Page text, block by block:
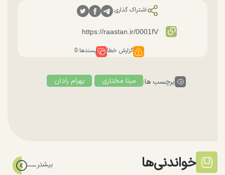
اشتراک گذاری:
گزارش خطا پسندها:0
برچسب ها: مینا مختاری بهرام رادان
خواندنی‌ها